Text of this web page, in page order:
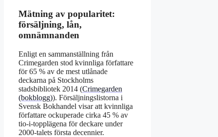
Mätning av popularitet:
försäljning, lån,
omnämnanden
Enligt en sammanställning från
Crimegarden stod kvinnliga författare
för 65 % av de mest utlånade
deckarna på Stockholms
stadsbibliotek 2014 (Crimegarden
(bokblogg)). Försäljningslistorna i
Svensk Bokhandel visar att kvinnliga
författare ockuperade cirka 45 % av
tio-i-topplägena för deckare under
2000-talets första decennier.